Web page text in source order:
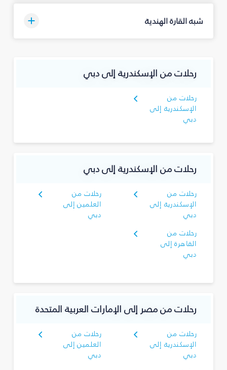
شبه القارة الهندية
رحلات من الإسكندرية إلى دبي
رحلات من
الإسكندرية إلى
دبي
رحلات من الإسكندرية إلى دبي
رحلات من
الإسكندرية إلى
دبي
رحلات من
العلمين إلى
دبي
رحلات من
القاهرة إلى
دبي
رحلات من مصر إلى الإمارات العربية المتحدة
رحلات من
الإسكندرية إلى
دبي
رحلات من
العلمين إلى
دبي